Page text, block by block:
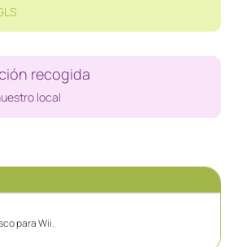
recogida
local
para Wii.